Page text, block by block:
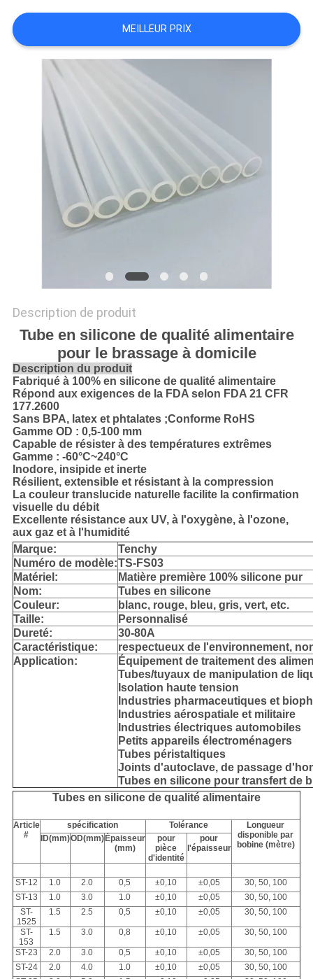
NOUVELLES
MEILLEUR PRIX
Description de produit
Tube en silicone de qualité alimentaire
pour le brassage à domicile
Description du produit
Fabriqué à 100% en silicone de qualité alimentaire
Répond aux exigences de la FDA selon FDA 21 CFR
177.2600
Sans BPA, latex et phtalates ;Conforme RoHS
Gamme OD : 0,5-100 mm
Capable de résister à des températures extrêmes
Gamme : -60°C~240°C
Inodore, insipide et inerte
Résilient, extensible et résistant à la compression
La couleur translucide naturelle facilite la confirmation
visuelle du débit
Excellente résistance aux UV, à l'oxygène, à l'ozone,
aux gaz et à l'humidité
Marque:
Tenchy
Numéro de modèle:TS-FS03
Matériel:
Matière première 100% silicone pur
Nom:
Tubes en silicone
Couleur:
blanc, rouge, bleu, gris, vert, etc.
Taille:
Personnalisé
Dureté:
30-80A
Caractéristique:
respectueux de l'environnement,
Application:
Équipement de traitement des
Tubes/tuyaux de manipulation de
Isolation haute tension
Industries pharmaceutiques et
Industries aérospatiale et militaire
Industries électriques automobiles
Petits appareils électroménagers
Tubes péristaltiques
Joints d'autoclave, de passage
Tubes en silicone pour transfert de
Tubes en silicone de qualité alimentaire
Article
#
spécification Tolérance
Longueur
disponible par
bobine (mètre)
ID(mm)OD(mm) Épaisseur
(mm)
pour
pièce
d'identité
pour
l'épaisseur
ST-12 1.0 2.0 0,5 ±0,10 ±0,05
30, 50, 100
ST-13
1.0 3.0 1.0 ±0,10 ±0,05
30, 50, 100
ST-
1525
1.5 2.5 0,5 ±0,10 ±0,05 30, 50, 100
ST-
153
1.5 3.0 0,8 ±0,10 ±0,05 30, 50, 100
ST-23 2.0 3.0 0,5 ±0,10 ±0,05
30, 50, 100
ST-24
2.0 4.0 1.0 ±0,10 ±0,05
30, 50, 100